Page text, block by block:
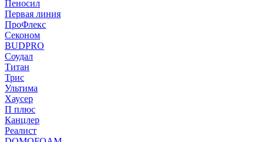
Пеносил
Первая линия
ПроФлекс
Секоном
BUDPRO
Соудал
Титан
Трис
Ультима
Хаусер
П плюс
Канцлер
Реалист